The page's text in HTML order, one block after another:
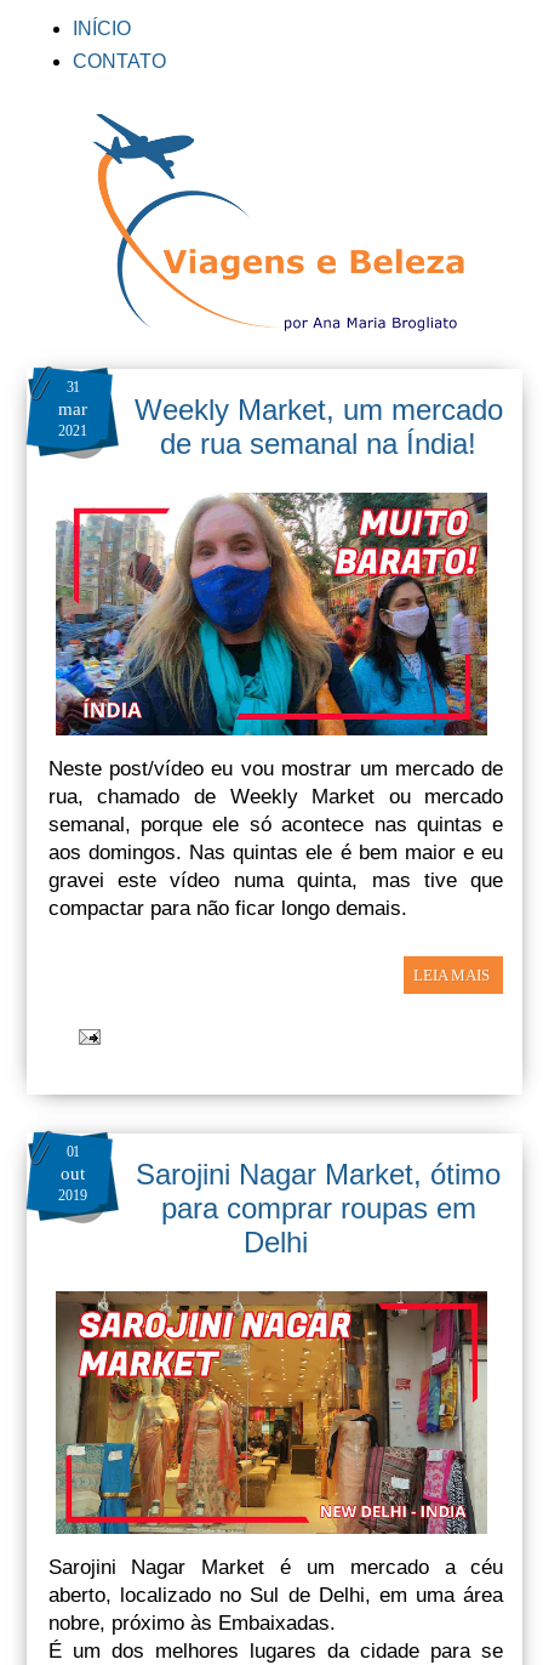
INÍCIO
CONTATO
31
mar
2021
Weekly Market, um mercado
de rua semanal na Índia!
Neste post/vídeo eu vou mostrar um mercado de
rua, chamado de Weekly Market ou mercado
semanal, porque ele só acontece nas quintas e
aos domingos. Nas quintas ele é bem maior e eu
gravei este vídeo numa quinta, mas tive que
compactar para não ficar longo demais.
LEIA MAIS
01
out
2019
Sarojini Nagar Market, ótimo
para comprar roupas em
Delhi
Sarojini Nagar Market é um mercado a céu
aberto, localizado no Sul de Delhi, em uma área
nobre, próximo às Embaixadas.
É um dos melhores lugares da cidade para se